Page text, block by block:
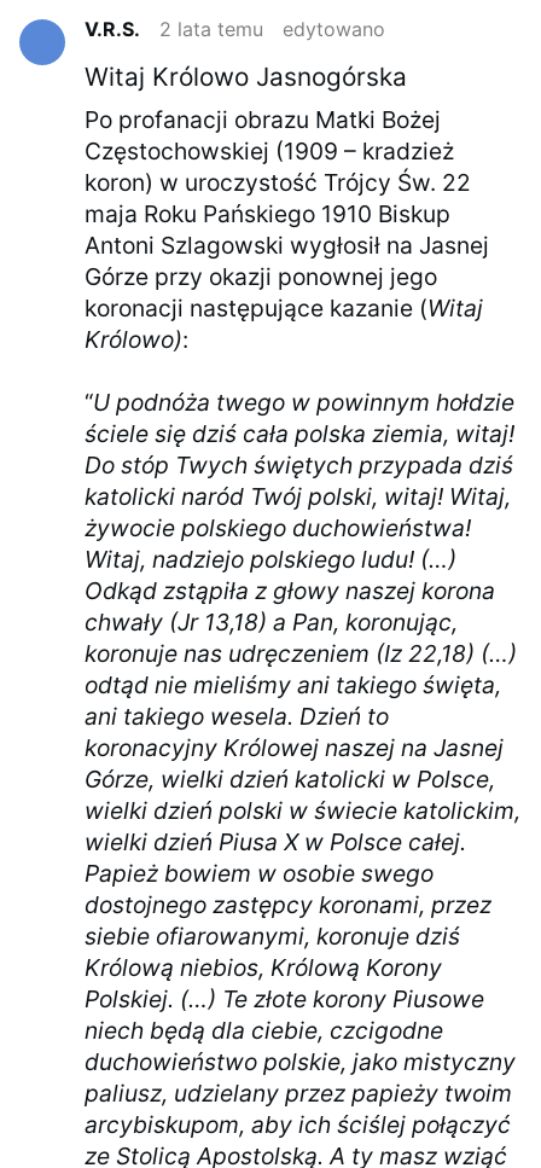
V.R.S. 2 lata temu edytowano
Witaj Królowo Jasnogórska
Po profanacji obrazu Matki Bożej
Częstochowskiej (1909 – kradzież
koron) w uroczystość Trójcy Św. 22
maja Roku Pańskiego 1910 Biskup
Antoni Szlagowski wygłosił na Jasnej
Górze przy okazji ponownej jego
koronacji następujące kazanie (Witaj
Królowo):
“U podnóża twego w powinnym hołdzie
ściele się dziś cała polska ziemia, witaj!
Do stóp Twych świętych przypada dziś
katolicki naród Twój polski, witaj! Witaj,
żywocie polskiego duchowieństwa!
Witaj, nadziejo polskiego ludu! (…)
Odkąd zstąpiła z głowy naszej korona
chwały (Jr 13,18) a Pan, koronując,
koronuje nas udręczeniem (Iz 22,18) (…)
odtąd nie mieliśmy ani takiego święta,
ani takiego wesela. Dzień to
koronacyjny Królowej naszej na Jasnej
Górze, wielki dzień katolicki w Polsce,
wielki dzień polski w świecie katolickim,
wielki dzień Piusa X w Polsce całej.
Papież bowiem w osobie swego
dostojnego zastępcy koronami, przez
siebie ofiarowanymi, koronuje dziś
Królową niebios, Królową Korony
Polskiej. (…) Te złote korony Piusowe
niech będą dla ciebie, czcigodne
duchowieństwo polskie, jako mistyczny
paliusz, udzielany przez papieży twoim
arcybiskupom, aby ich ściślej połączyć
ze Stolicą Apostolską. A ty masz wziąć